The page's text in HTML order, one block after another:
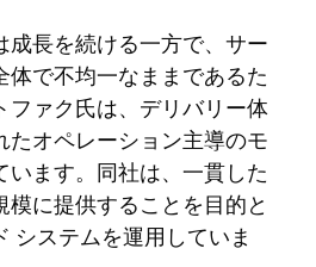
成長を続ける一方で、サー
体で不均一なままであるた
ァク氏は、デリバリー体
オペレーション主導のモ
います。同社は、一貫した
に提供することを目的と
システムを運用していま